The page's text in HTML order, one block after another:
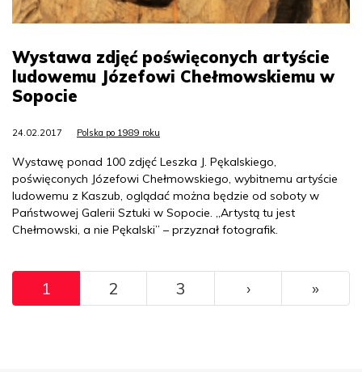
Wystawa zdjęć poświęconych artyście
ludowemu Józefowi Chełmowskiemu w
Sopocie
24.02.2017 Polska po 1989 roku
Wystawę ponad 100 zdjęć Leszka J. Pękalskiego,
poświęconych Józefowi Chełmowskiego, wybitnemu artyście
ludowemu z Kaszub, oglądać można będzie od soboty w
Państwowej Galerii Sztuki w Sopocie. „Artystą tu jest
Chełmowski, a nie Pękalski” – przyznał fotografik.
Pagination
1 2 3 ››› »